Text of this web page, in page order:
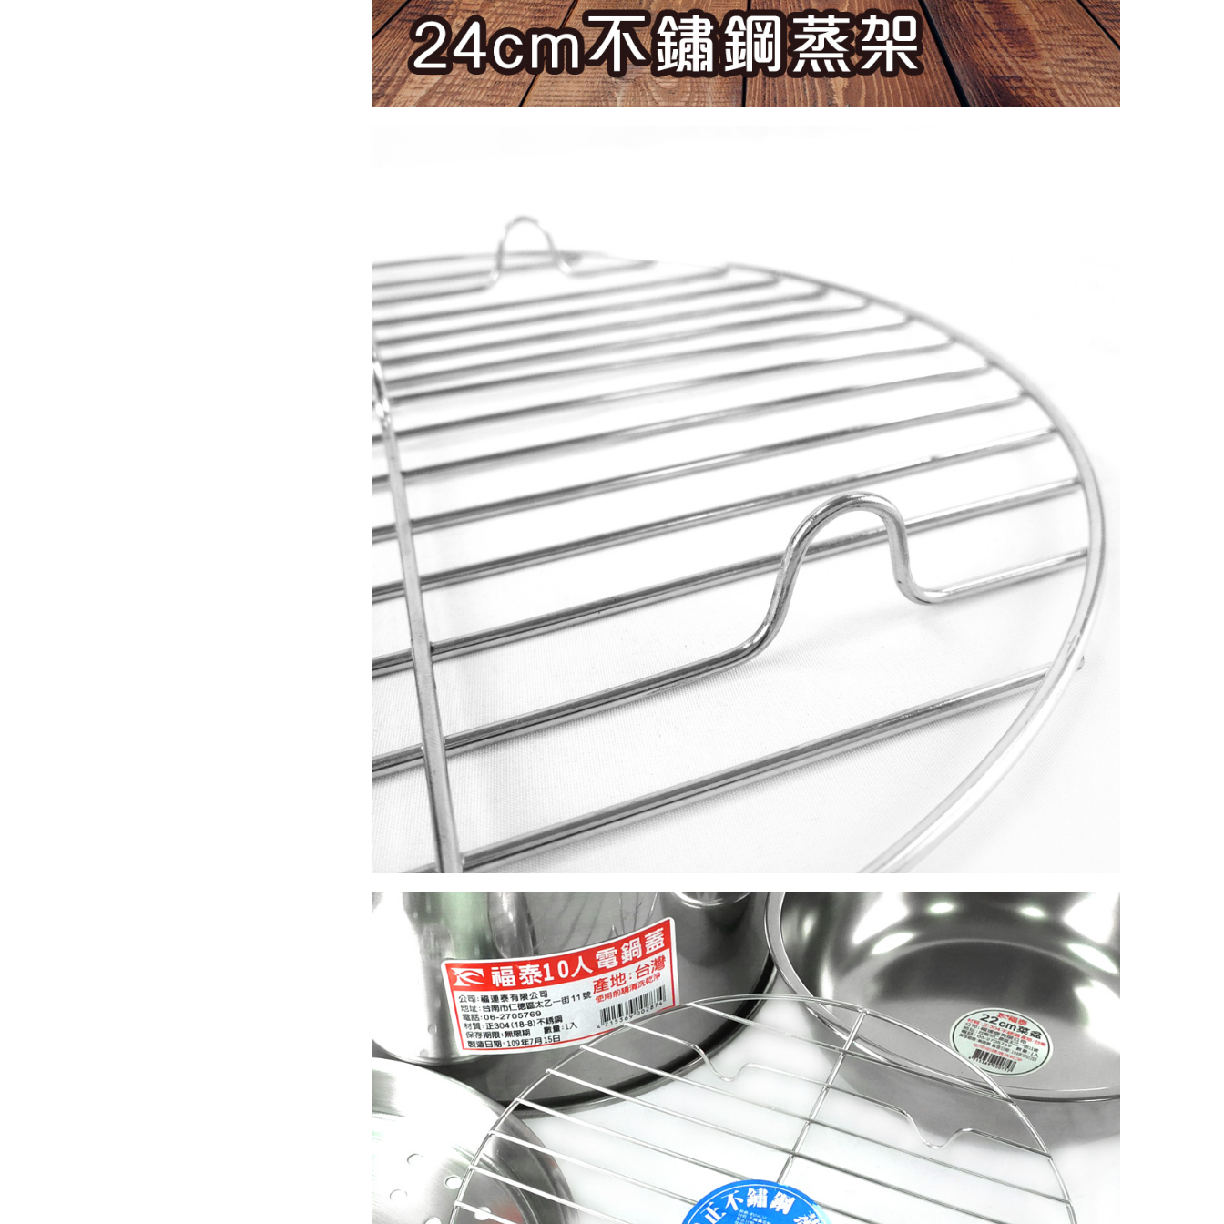
pembayaran selepas tarikh penyelesaian bulanan.
2. Melalui pautan SMS untuk membuka bil, anda boleh memilih untuk
membayar melalui "Kod bar kedai serbaneka / Kedai rasmi Taiwan
Mobile / Pemindahan bank / Pembayaran J街口 / iPASS MONEY" dan
saluran lain.
pengesahan, semakan dan pembetulan data yang diperlukan untuk bil
ansuran oleh Taiwan Mobile.
3. Sila baca syarat perkhidmatan pengguna secara lengkap melalui
pautan berikut: https://oppay.tw/userRule